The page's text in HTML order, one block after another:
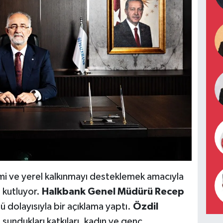
ve yerel kalkınmayı desteklemek amacıyla
kutluyor. Halkbank Genel Müdürü Recep
dolayısıyla bir açıklama yaptı. Özdil